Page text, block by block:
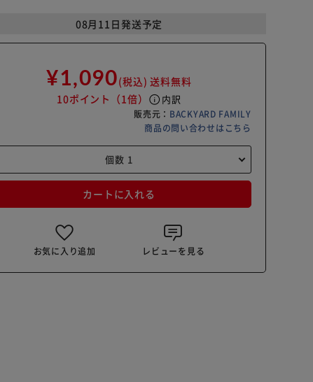
08月11日発送予定
¥1,090(税込) 送料無料
10ポイント （1倍） info 内訳
販売元： BACKYARD FAMILY
商品の問い合わせはこちら
カートに入れる
お気に入り追加 レビューを見る